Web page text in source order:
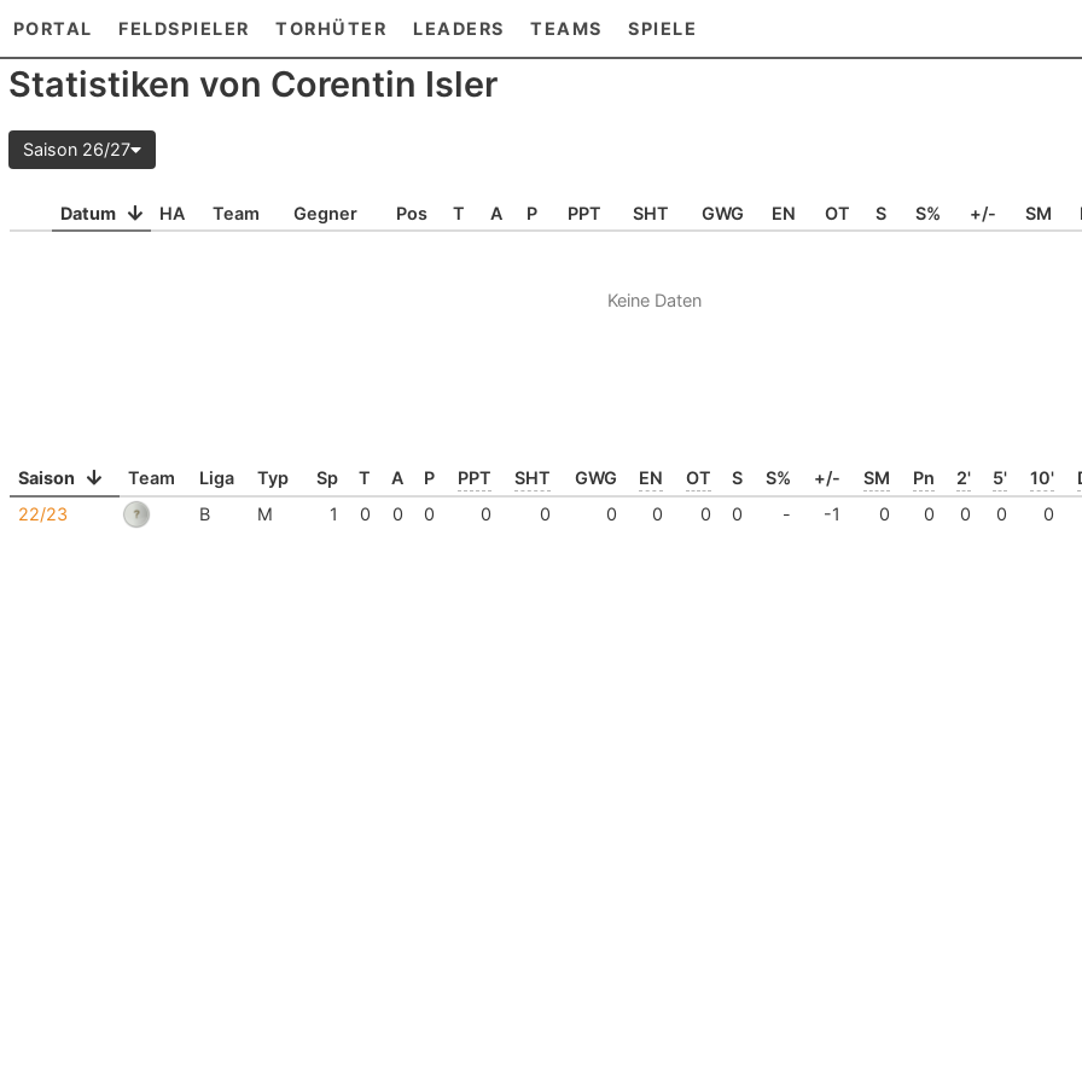
PORTAL FELDSPIELER TORHÜTER LEADERS TEAMS SPIELE
Statistiken von Corentin Isler
Saison 26/27
Datum HA Team Gegner Pos T A P PPT SHT GWG EN OT S S% +/- SM
Keine Daten
Saison Team Liga Typ Sp T A P PPT SHT GWG EN OT S S% +/- SM Pn 2' 5' 10'
22/23
B M 1 0 0 0 0 0 0 0 0 0 - -1 0 0 0 0 0